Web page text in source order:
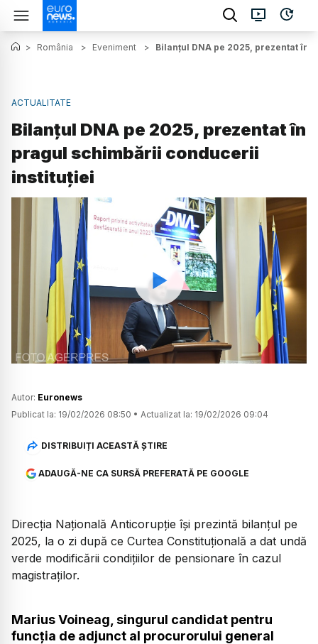
> România > Eveniment > Bilanțul DNA pe 2025, prezentat
ACTUALITATE
Bilanțul DNA pe 2025, prezentat în
pragul schimbării conducerii
instituției
Watch
Autor: Euronews
Publicat la: 19/02/2026 08:50 • Actualizat la: 19/02/2026 09:04
DISTRIBUIȚI ACEASTĂ ȘTIRE
ADAUGĂ-NE CA SURSĂ PREFERATĂ PE GOOGLE
Direcția Națională Anticorupție își prezintă bilanțul pe
2025, la o zi după ce Curtea Constituțională a dat undă
verde modificării condițiilor de pensionare în cazul
magistraților.
Marius Voineag, singurul candidat pentru
funcția de adjunct al procurorului general